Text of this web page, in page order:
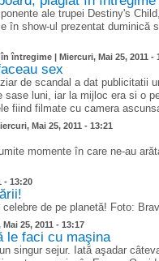
ale trupei Destiny's
în show-ul prezentat duminică
întregime | Miercuri, Mai 25, 2011 -
sex
de scandal a dat publicitatii
luni, iar la mijloc era si o
fiind filmate cu camera
Mai 25, 2011 - 13:21
momente în care ne-au
- 13:20
de pe planetă! Foto:
25, 2011 - 13:17
le faci cu maşina
singur sejur. Iată aşadar